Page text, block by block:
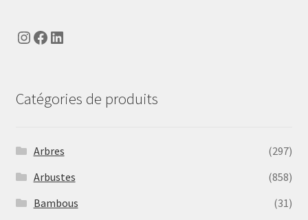
Instagram
Facebook
LinkedIn
Catégories de produits
Arbres
(297)
Arbustes
(858)
Bambous
(31)